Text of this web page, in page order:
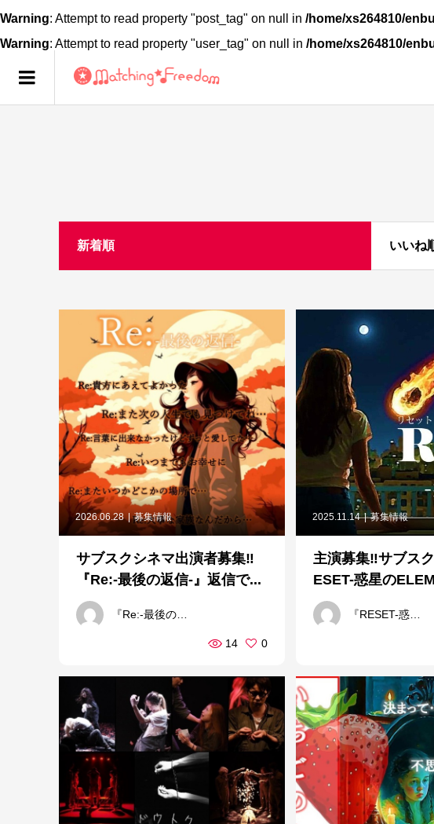
Warning: Attempt to read property "post_tag" on null in /home/xs264810/
Warning: Attempt to read property "user_tag" on null in /home/xs264810/
新着順 いいね
2026.06.28 募集情報
サブスクシネマ出演者募集‼
『Re:-最後の返信-』返信で...
『Re:-最後の返信-』製作委員会
14 0
2025.11.14 募集情報
主演募集‼サブス
ESET-惑星の
『RESET-惑星のELEMENT-』製作委員会